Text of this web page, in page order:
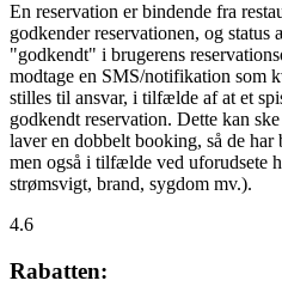
En reservation er bindende fra
godkender reservationen, og
"godkendt" i brugerens
modtage en SMS/notifikation som
stilles til ansvar, i tilfælde af at et
godkendt reservation. Dette kan
laver en dobbelt booking, så de har
men også i tilfælde ved uforudsete
strømsvigt, brand, sygdom mv.).
4.6
Rabatten: